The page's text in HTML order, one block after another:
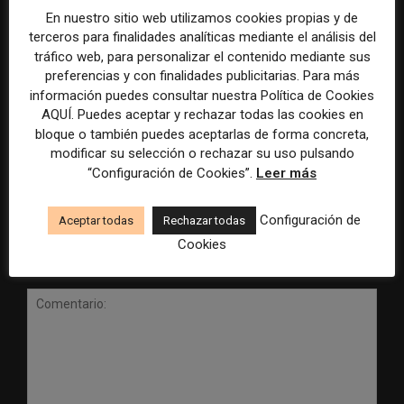
Radio Televisión Madrid
establece un sistema de
control para el uso de la
inteligencia artificial
ADEPA crea un premio
especial para la mejor
cobertura periodística del
Mundial 2026
En nuestro sitio web utilizamos cookies propias y de
terceros para finalidades analíticas mediante el análisis del
tráfico web, para personalizar el contenido mediante sus
preferencias y con finalidades publicitarias. Para más
información puedes consultar nuestra Política de Cookies
AQUÍ. Puedes aceptar y rechazar todas las cookies en
bloque o también puedes aceptarlas de forma concreta,
modificar su selección o rechazar su uso pulsando
“Configuración de Cookies”. Leer más
Aceptar todas Rechazar todas
Configuración de
Cookies